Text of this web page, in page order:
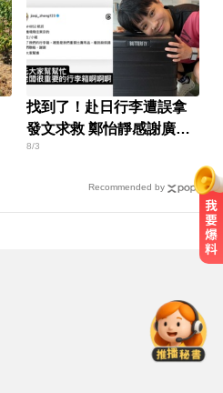
找到了！赴日行李遭誤拿
發文求救 鄭怡靜感謝廣大
脆友：已順利拿回
8/3
Recommended by